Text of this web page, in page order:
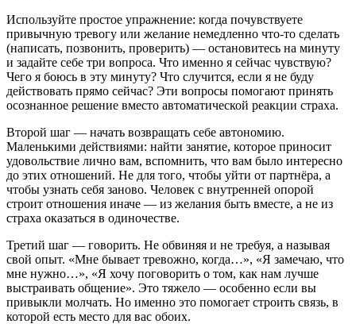
Используйте простое упражнение: когда почувствуете
привычную тревогу или желание немедленно что-то сделать
(написать, позвонить, проверить) — остановитесь на минуту
и задайте себе три вопроса. Что именно я сейчас чувствую?
Чего я боюсь в эту минуту? Что случится, если я не буду
действовать прямо сейчас? Эти вопросы помогают принять
осознанное решение вместо автоматической реакции страха.
Второй шаг — начать возвращать себе автономию.
Маленькими действиями: найти занятие, которое приносит
удовольствие лично вам, вспомнить, что вам было интересно
до этих отношений. Не для того, чтобы уйти от партнёра, а
чтобы узнать себя заново. Человек с внутренней опорой
строит отношения иначе — из желания быть вместе, а не из
страха оказаться в одиночестве.
Третий шаг — говорить. Не обвиняя и не требуя, а называя
свой опыт. «Мне бывает тревожно, когда…», «Я замечаю, что
мне нужно…», «Я хочу поговорить о том, как нам лучше
выстраивать общение». Это тяжело — особенно если вы
привыкли молчать. Но именно это помогает строить связь, в
которой есть место для вас обоих.